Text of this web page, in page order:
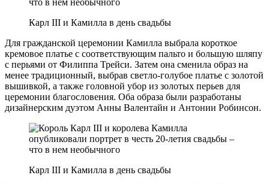
Карл III и Камилла в день свадьбы
Для гражданской церемонии Камилла выбрала короткое
кремовое платье с соответствующим пальто и большую шляпу
с перьями от Филиппа Трейси. Затем она сменила образ на
менее традиционный, выбрав светло-голубое платье с золотой
вышивкой, а также головной убор из золотых перьев для
церемонии благословения. Оба образа были разработаны
дизайнерским дуэтом Анны Валентайн и Антонии Робинсон.
Карл III и Камилла в день свадьбы